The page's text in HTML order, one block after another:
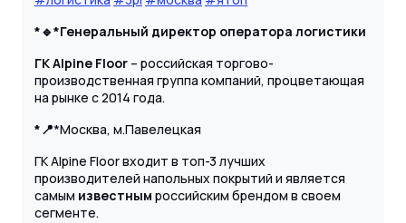
*🔹*Генеральный директор оператора логистики
ГК Alpine Floor – российская торгово-
производственная группа компаний, процветающая
на рынке с 2014 года.
*📍*Москва, м.Павелецкая
ГК Alpine Floor входит в топ-3 лучших
производителей напольных покрытий и является
самым известным российским брендом в своем
сегменте.